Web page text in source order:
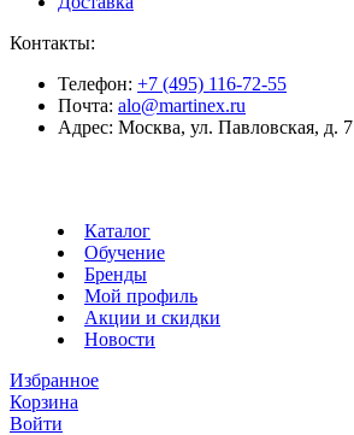
Контакты:
Телефон: +7 (495) 116-72-55
Почта: alo@martinex.ru
Адрес: Москва, ул. Павловская, д. 7
Каталог
Обучение
Бренды
Мой профиль
Акции и скидки
Новости
Избранное
Корзина
Войти